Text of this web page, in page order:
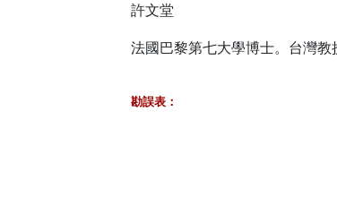
許文堂
法國巴黎第七大學博士。台灣教
勘誤表：